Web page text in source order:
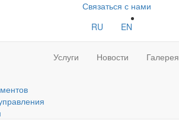
Связаться с нами
RU
EN
Услуги Новости Галерея